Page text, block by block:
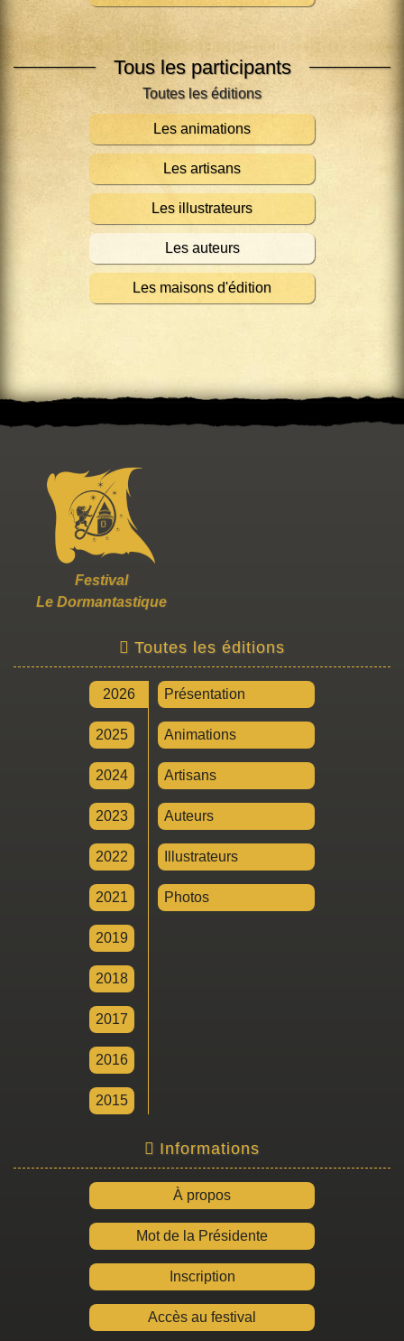
Tous les participants
Les animations
Les artisans
Les illustrateurs
Les auteurs
Les maisons d'édition
Festival
Le Dormantastique
Toutes les éditions
2026
2025
2024
2023
2022
2021
2019
2018
2017
2016
2015
Présentation
Animations
Artisans
Auteurs
Illustrateurs
Photos
Informations
À propos
Mot de la Présidente
Inscription
Accès au festival